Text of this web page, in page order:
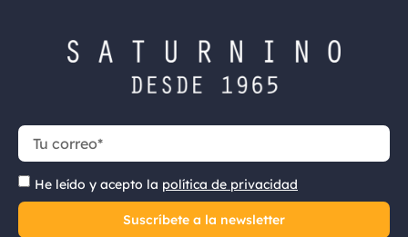
He leído y acepto la política de privacidad
Suscríbete a la newsletter